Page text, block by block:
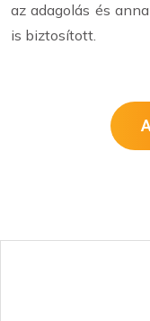
az adagolás és
is biztosított.